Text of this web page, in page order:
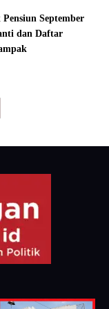
Pensiun September
dan Daftar